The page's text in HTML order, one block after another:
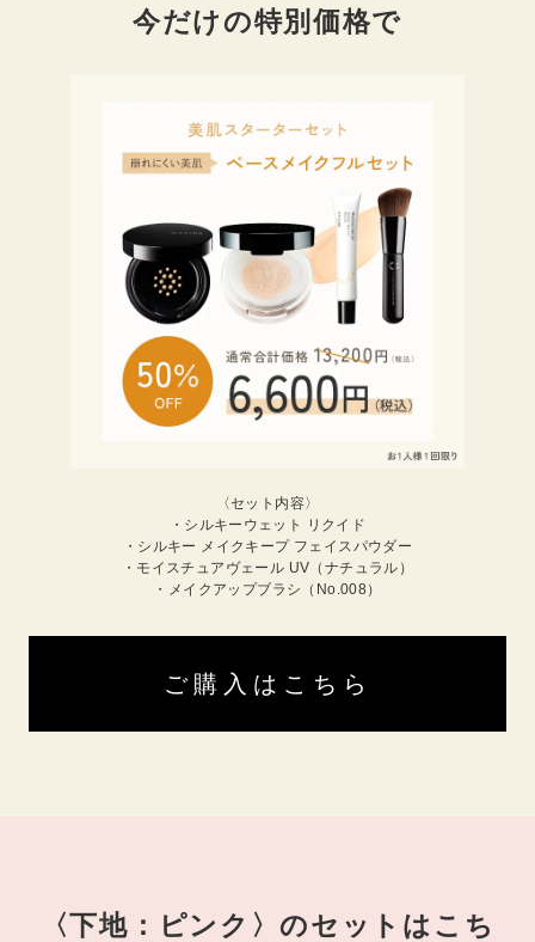
今だけの特別価格で
〈セット内容〉
・シルキーウェット リクイド
・シルキー メイクキープ フェイスパウダー
・モイスチュアヴェール UV（ナチュラル）
・メイクアップブラシ（No.008）
ご購入はこちら
〈下地：ピンク〉のセットはこち